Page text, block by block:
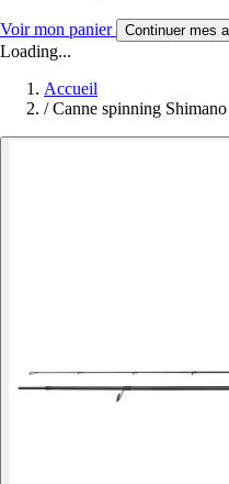
Voir mon panier Continuer mes
Loading...
Accueil
/ Canne spinning